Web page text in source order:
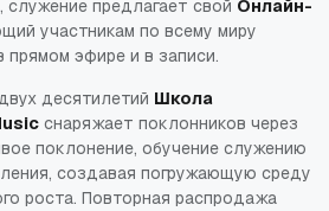
служение предлагает свой Онлайн-
участникам по всему миру
прямом эфире и в записи.
десятилетий Школа
снаряжает поклонников через
поклонение, обучение служению
создавая погружающую среду
роста. Повторная распродажа